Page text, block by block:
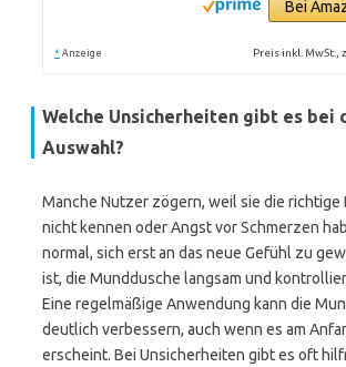
Bei
* Anzeige Preis inkl. MwSt.,
Welche Unsicherheiten gibt es bei
Auswahl?
Manche Nutzer zögern, weil sie die richtige
nicht kennen oder Angst vor Schmerzen
normal, sich erst an das neue Gefühl zu
ist, die Munddusche langsam und
Eine regelmäßige Anwendung kann die
deutlich verbessern, auch wenn es am
erscheint. Bei Unsicherheiten gibt es oft